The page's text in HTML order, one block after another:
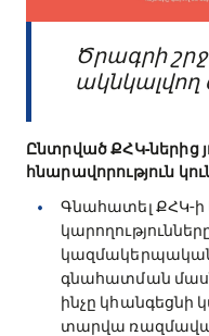
Ծրագրի
ակնկալվող
Ընտրված ՔՀԿ-ներից
հնարավորություն
Գնահատել ՔՀԿ-
կազմակերպական
գնահատման
ինչը կհանգեցնի
տարվա